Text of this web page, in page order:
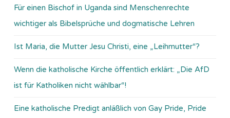
Für einen Bischof in Uganda sind Menschenrechte
wichtiger als Bibelsprüche und dogmatische Lehren
Ist Maria, die Mutter Jesu Christi, eine „Leihmutter“?
Wenn die katholische Kirche öffentlich erklärt: „Die AfD
ist für Katholiken nicht wählbar“!
Eine katholische Predigt anläßlich von Gay Pride, Pride